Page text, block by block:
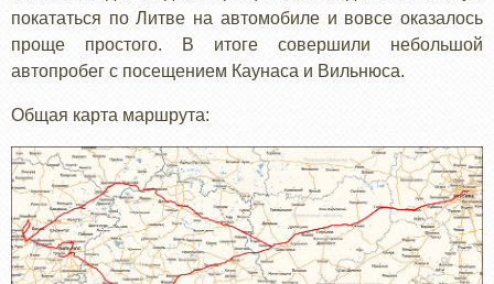
покататься по Литве на автомобиле и вовсе оказалось
проще простого. В итоге совершили небольшой
автопробег с посещением Каунаса и Вильнюса.
Общая карта маршрута: